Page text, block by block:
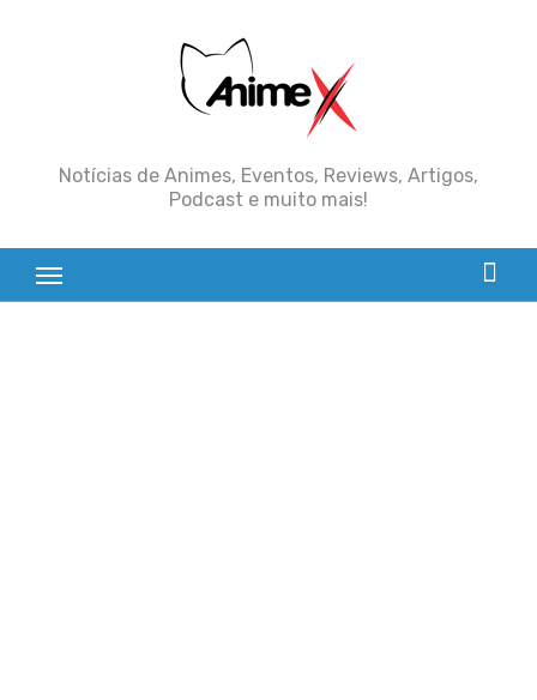
Notícias de Animes, Eventos, Reviews, Artigos,
Podcast e muito mais!